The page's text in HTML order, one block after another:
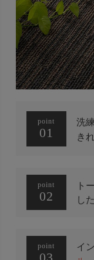
point
01
洗
き
point
02
ト
し
point イ